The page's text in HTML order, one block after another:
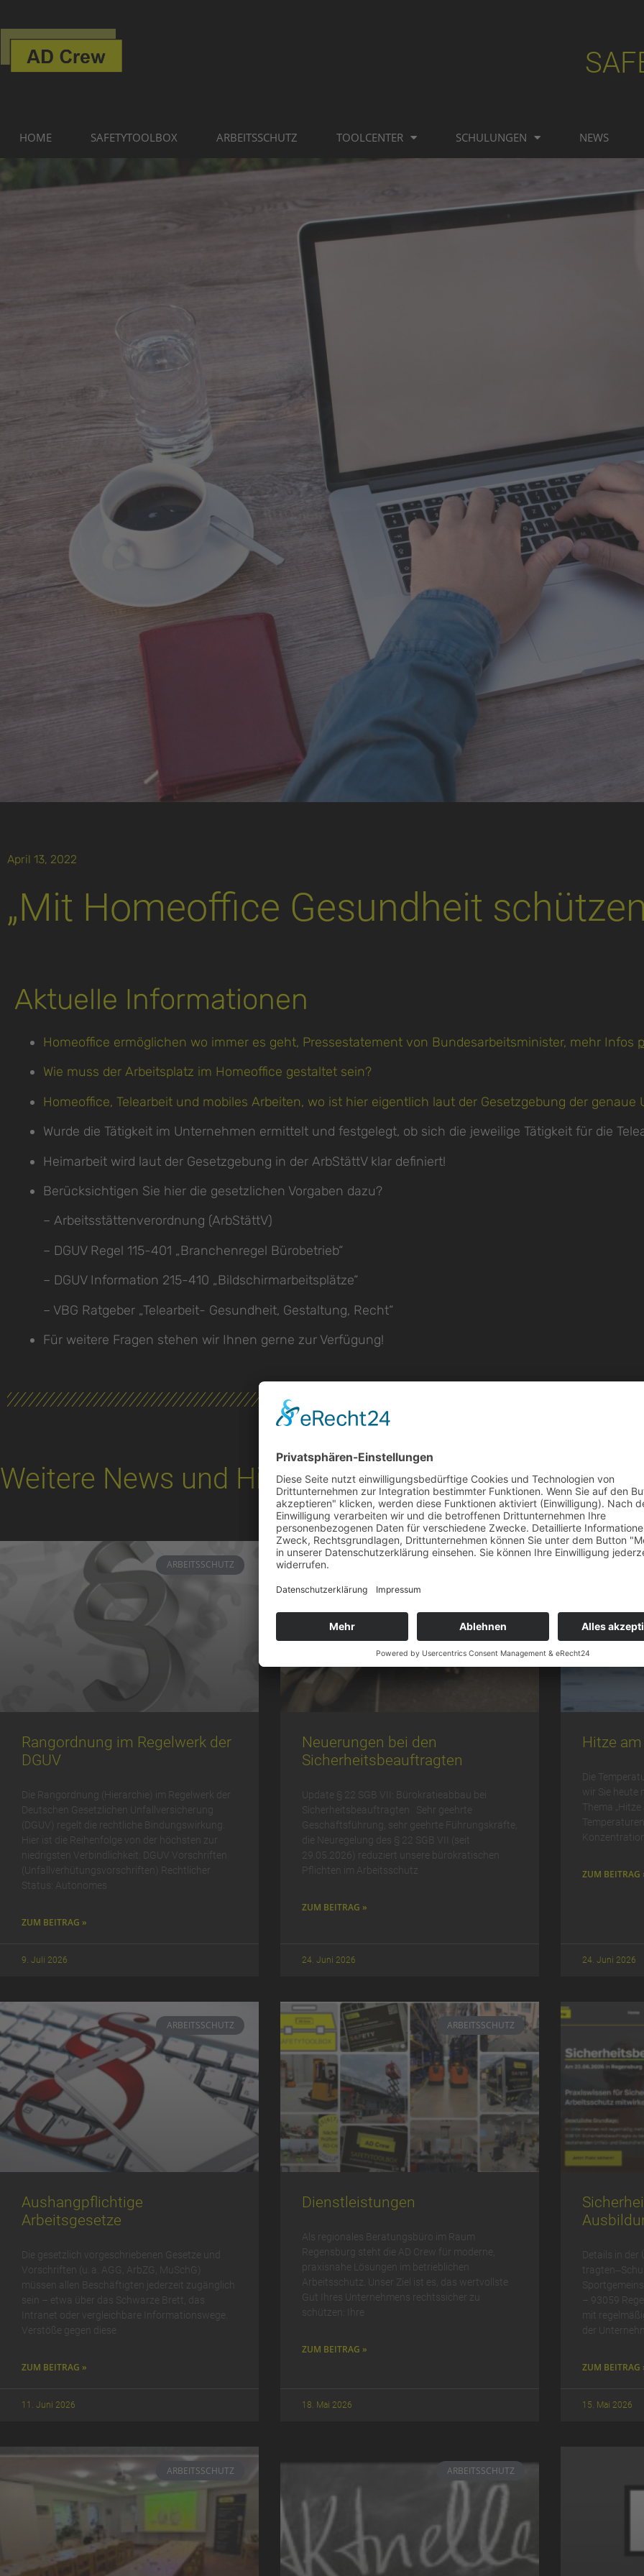
HOME SAFETYTOOLBOX ARBEITSSCHUTZ TOOLCENTER SCHULUNGEN NEWS
April 13, 2022
„Mit Homeoffice Gesundheit
Aktuelle Informationen
Homeoffice ermöglichen wo immer es geht, Pressestatement von Bundesarbeitsminister, mehr Infos
Wie muss der Arbeitsplatz im Homeoffice gestaltet sein?
Homeoffice, Telearbeit und mobiles Arbeiten, wo ist hier eigentlich laut der Gesetzgebung der genaue
Wurde die Tätigkeit im Unternehmen ermittelt und festgelegt, ob sich die jeweilige Tätigkeit für die
Heimarbeit wird laut der Gesetzgebung in der ArbStättV klar definiert!
Berücksichtigen Sie hier die gesetzlichen Vorgaben dazu?
– Arbeitsstättenverordnung (ArbStättV)
– DGUV Regel 115-401 „Branchenregel Bürobetrieb“
– DGUV Information 215-410 „Bildschirmarbeitsplätze“
– VBG Ratgeber „Telearbeit- Gesundheit, Gestaltung, Recht“
Für weitere Fragen stehen wir Ihnen gerne zur Verfügung!
Weitere News und Highlights
ARBEITSSCHUTZ
Rangordnung im Regelwerk der
DGUV
Die Rangordnung (Hierarchie) im Regelwerk der
Deutschen Gesetzlichen Unfallversicherung
(DGUV) regelt die rechtliche Bindungswirkung.
Hier ist die Reihenfolge von der höchsten zur
niedrigsten Verbindlichkeit: DGUV Vorschriften
(Unfallverhütungsvorschriften) Rechtlicher
Status: Autonomes
ZUM BEITRAG »
9. Juli 2026
Neuerungen bei den
Sicherheitsbeauftragten
Update § 22 SGB VII: Bürokratieabbau bei
Sicherheitsbeauftragten Sehr geehrte
Geschäftsführung, sehr geehrte Führungskräfte,
die Neuregelung des § 22 SGB VII (seit
29.05.2026) reduziert unsere bürokratischen
Pflichten im Arbeitsschutz
ZUM BEITRAG »
24. Juni 2026
Hitze
Die
wir Sie
Thema
ZUM BEITRAG
24. Juni 2026
ARBEITSSCHUTZ
Aushangpflichtige
Arbeitsgesetze
Die gesetzlich vorgeschriebenen Gesetze und
Vorschriften (u. a. AGG, ArbZG, MuSchG)
müssen allen Beschäftigten jederzeit zugänglich
sein – etwa über das Schwarze Brett, das
Intranet oder vergleichbare Informationswege.
Verstöße gegen diese
ZUM BEITRAG »
11. Juni 2026
ARBEITSSCHUTZ
Dienstleistungen
Als regionales Beratungsbüro im Raum
Regensburg steht die AD Crew für moderne,
praxisnahe Lösungen im betrieblichen
Arbeitsschutz. Unser Ziel ist es, das wertvollste
Gut Ihres Unternehmens rechtssicher zu
schützen: Ihre
ZUM BEITRAG »
18. Mai 2026
Details in
– 93059
mit
der
ZUM BEITRAG
15. Mai 2026
ARBEITSSCHUTZ ARBEITSSCHUTZ